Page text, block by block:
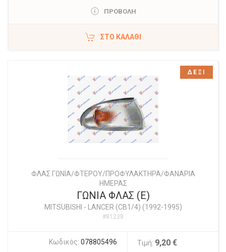
ΠΡΟΒΟΛΗ
ΣΤΟ ΚΑΛΆΘΙ
ΦΛΑΣ ΓΩΝΙΑ/ΦΤΕΡΟΥ/ΠΡΟΦΥΛΑΚΤΗΡΑ/ΦΑΝΑΡΙΑ
ΗΜΕΡΑΣ
ΓΩΝΙΑ ΦΛΑΣ (Ε)
MITSUBISHI - LANCER (CB1/4) (1992-1995)
#81238
Κωδικός: 078805496 Τιμή: 9,20 €
ΔΕΞΙ